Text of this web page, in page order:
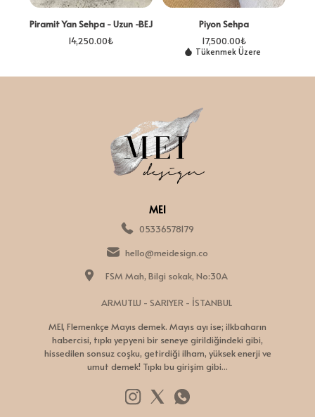
Piramit Yan Sehpa - Uzun -BEJ
14,250.00₺
Piyon Sehpa
17,500.00₺
Tükenmek Üzere
MEI
05336578179
hello@meidesign.co
FSM Mah, Bilgi sokak, No:30A
ARMUTLU - SARIYER - İSTANBUL
MEI, Flemenkçe Mayıs demek. Mayıs ayı ise; ilkbaharın
habercisi, tıpkı yepyeni bir seneye girildiğindeki gibi,
hissedilen sonsuz coşku, getirdiği ilham, yüksek enerji ve
umut demek! Tıpkı bu girişim gibi...